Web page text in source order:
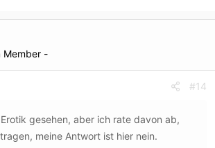
Member -
#14
gesehen, aber ich rate davon ab,
meine Antwort ist hier nein.